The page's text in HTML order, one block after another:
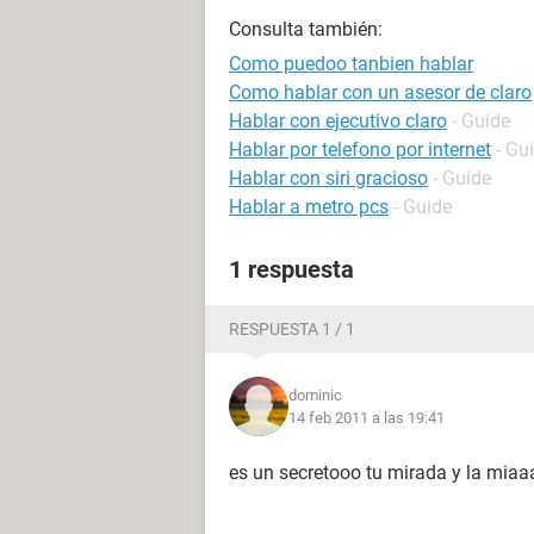
Consulta también:
Como puedoo tanbien hablar
Como hablar con un asesor de claro
Hablar con ejecutivo claro - Guide
Hablar por telefono por internet -
Hablar con siri gracioso - Guide
Hablar a metro pcs - Guide
1 respuesta
RESPUESTA 1 / 1
dominic
14 feb 2011 a las 19:41
es un secretooo tu mirada y la